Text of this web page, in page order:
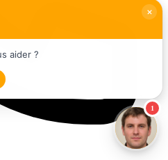
1
aider ?